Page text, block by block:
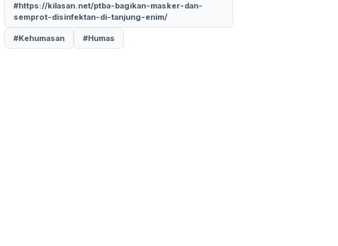
#https://kilasan.net/ptba-bagikan-masker-dan-
semprot-disinfektan-di-tanjung-enim/
#Kehumasan #Humas